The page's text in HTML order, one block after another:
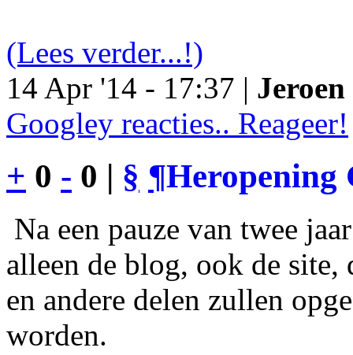
(Lees verder...!)
14 Apr '14 - 17:37 |
Googley reacties.. Reageer!
+ 0 - 0 | § ¶Heropening
Na een pauze van twee
alleen de blog, ook de site,
en andere delen zullen
worden.